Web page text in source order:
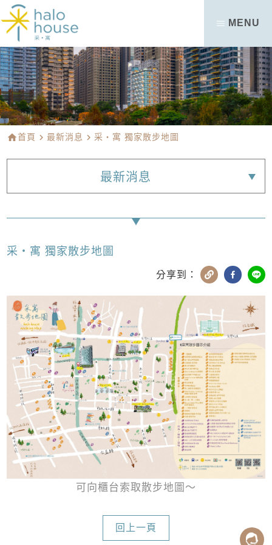
MENU
home首頁 navigate_next最新消息 navigate_next采・寓 獨家散步地圖
最新消息
采・寓 獨家散步地圖
分享到：
可向櫃台索取散步地圖～
回上一頁